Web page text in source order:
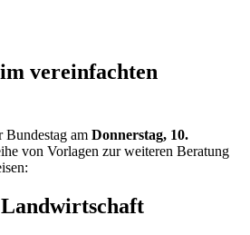
vereinfachten
Bundestag am Donnerstag, 10.
von Vorlagen zur weiteren Beratung